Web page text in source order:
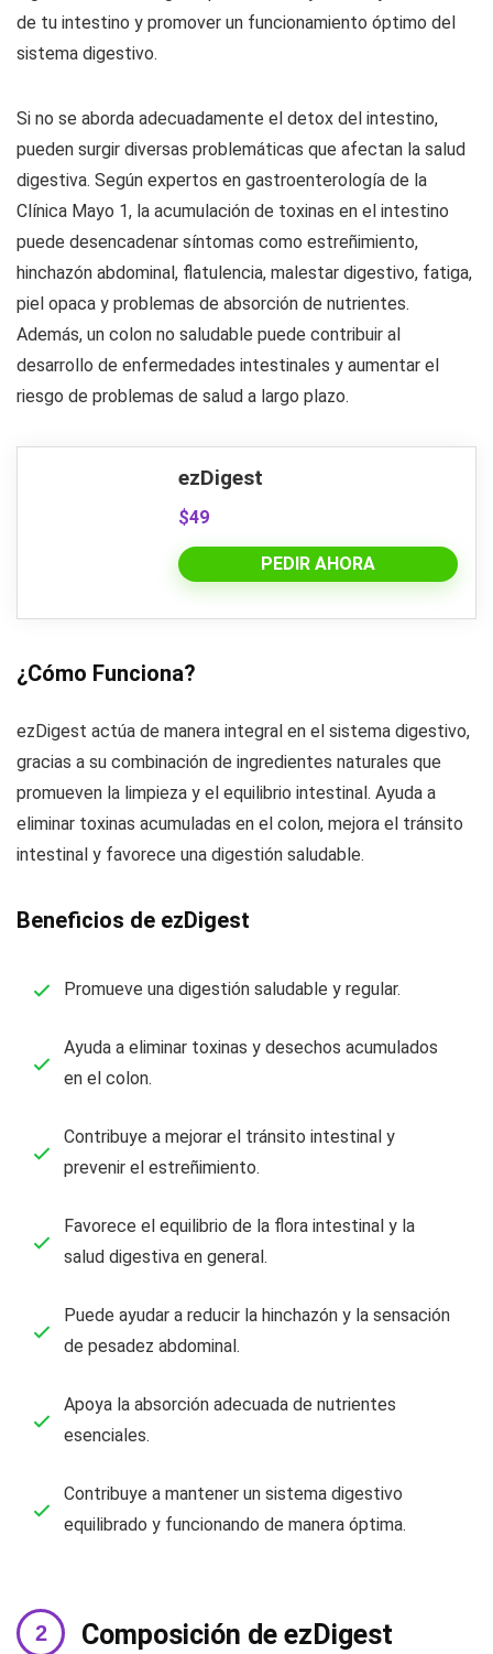
de tu intestino y promover un funcionamiento óptimo del
sistema digestivo.
Si no se aborda adecuadamente el detox del intestino,
pueden surgir diversas problemáticas que afectan la salud
digestiva. Según expertos en gastroenterología de la
Clínica Mayo 1, la acumulación de toxinas en el intestino
puede desencadenar síntomas como estreñimiento,
hinchazón abdominal, flatulencia, malestar digestivo, fatiga,
piel opaca y problemas de absorción de nutrientes.
Además, un colon no saludable puede contribuir al
desarrollo de enfermedades intestinales y aumentar el
riesgo de problemas de salud a largo plazo.
ezDigest
$49
PEDIR AHORA
¿Cómo Funciona?
ezDigest actúa de manera integral en el sistema digestivo,
gracias a su combinación de ingredientes naturales que
promueven la limpieza y el equilibrio intestinal. Ayuda a
eliminar toxinas acumuladas en el colon, mejora el tránsito
intestinal y favorece una digestión saludable.
Beneficios de ezDigest
Promueve una digestión saludable y regular.
Ayuda a eliminar toxinas y desechos acumulados
en el colon.
Contribuye a mejorar el tránsito intestinal y
prevenir el estreñimiento.
Favorece el equilibrio de la flora intestinal y la
salud digestiva en general.
Puede ayudar a reducir la hinchazón y la sensación
de pesadez abdominal.
Apoya la absorción adecuada de nutrientes
esenciales.
Contribuye a mantener un sistema digestivo
equilibrado y funcionando de manera óptima.
Composición de ezDigest